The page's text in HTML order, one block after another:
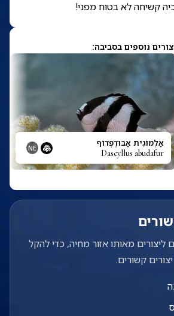
קשיחה לא בטוח מפני!
נוספים בסביבה:
אַלְמוֹגִית אַבּוּדֶפְדוּף
Dascyllus abudafur
NE
ליצורים מאותו אזור מחיה, כדי להקל
קשורים.